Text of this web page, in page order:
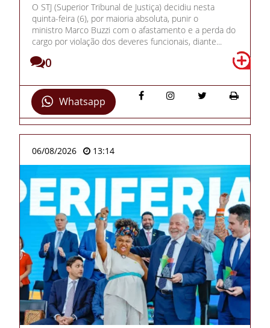
O STJ (Superior Tribunal de Justiça) decidiu nesta
quinta-feira (6), por maioria absoluta, punir o
ministro Marco Buzzi com o afastamento e a perda do
cargo por violação dos deveres funcionais, diante...
0
Whatsapp
06/08/2026 13:14